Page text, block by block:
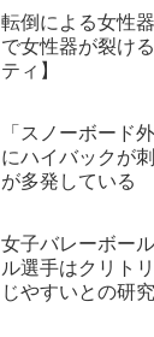
転倒による女性
で女性器が裂け
ティ】
「スノーボード
にハイバックが
が多発している
女子バレーボー
ル選手はクリト
じやすいとの研